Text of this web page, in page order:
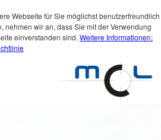
Webseite für Sie möglichst benutzerfreundlich
nehmen wir an, dass Sie mit der Verwendung
einverstanden sind. Weitere Informationen: